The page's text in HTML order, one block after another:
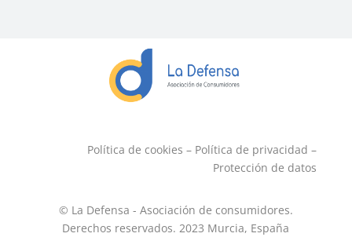
Política de cookies – Política de privacidad –
Protección de datos
© La Defensa - Asociación de consumidores.
Derechos reservados. 2023 Murcia, España